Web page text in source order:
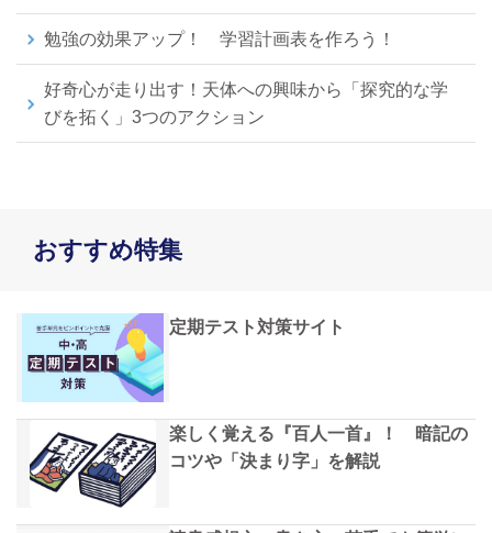
勉強の効果アップ！ 学習計画表を作ろう！
好奇心が走り出す！天体への興味から「探究的な学
びを拓く」3つのアクション
おすすめ特集
定期テスト対策サイト
楽しく覚える『百人一首』！ 暗記の
コツや「決まり字」を解説